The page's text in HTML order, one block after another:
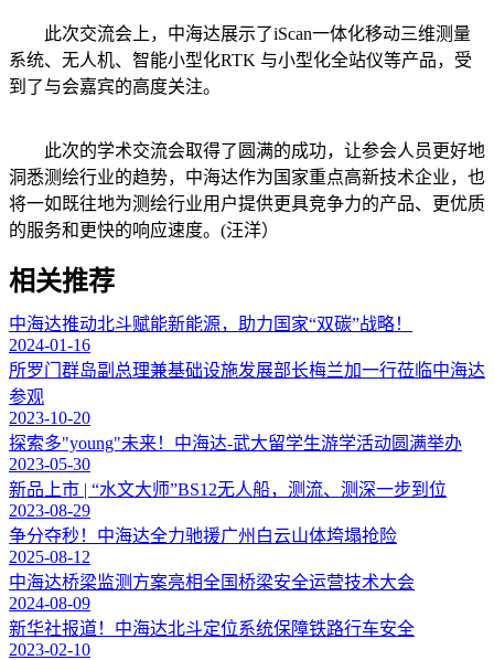
此次交流会上，中海达展示了iScan一体化移动三维测量
系统、无人机、智能小型化RTK 与小型化全站仪等产品，受
到了与会嘉宾的高度关注。
此次的学术交流会取得了圆满的成功，让参会人员更好地
洞悉测绘行业的趋势，中海达作为国家重点高新技术企业，也
将一如既往地为测绘行业用户提供更具竞争力的产品、更优质
的服务和更快的响应速度。(汪洋）
相关推荐
中海达推动北斗赋能新能源，助力国家“双碳”战略！
2024-01-16
所罗门群岛副总理兼基础设施发展部长梅兰加一行莅临中海达
参观
2023-10-20
探索多"young"未来！中海达-武大留学生游学活动圆满举办
2023-05-30
新品上市 | “水文大师”BS12无人船，测流、测深一步到位
2023-08-29
争分夺秒！中海达全力驰援广州白云山体垮塌抢险
2025-08-12
中海达桥梁监测方案亮相全国桥梁安全运营技术大会
2024-08-09
新华社报道！中海达北斗定位系统保障铁路行车安全
2023-02-10